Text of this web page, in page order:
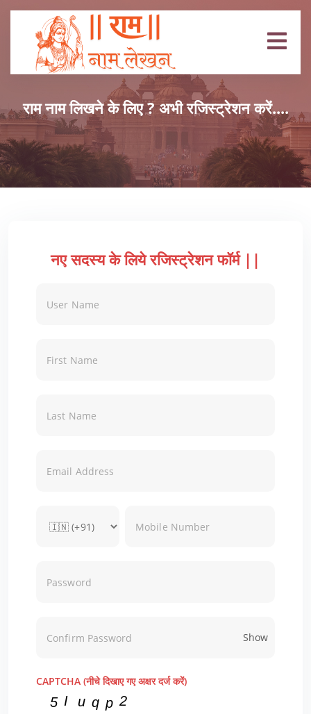
राम नाम लिखने के लिए ? अभी रजिस्ट्रेशन करें....
नए सदस्य के लिये रजिस्ट्रेशन फॉर्म ||
Show
CAPTCHA (नीचे दिखाए गए अक्षर दर्ज करें)